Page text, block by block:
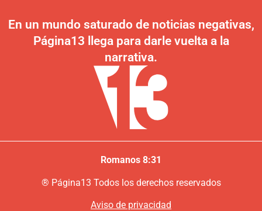
En un mundo saturado de noticias negativas,
Página13 llega para darle vuelta a la
narrativa.
Romanos 8:31
® Página13 Todos los derechos reservados
Aviso de privacidad